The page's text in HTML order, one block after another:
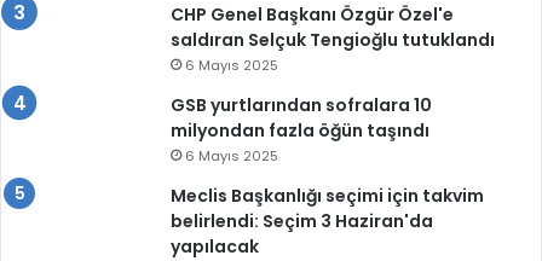
CHP Genel Başkanı Özgür Özel'e
saldıran Selçuk Tengioğlu tutuklandı
6 Mayıs 2025
GSB yurtlarından sofralara 10
milyondan fazla öğün taşındı
6 Mayıs 2025
Meclis Başkanlığı seçimi için takvim
belirlendi: Seçim 3 Haziran'da
yapılacak